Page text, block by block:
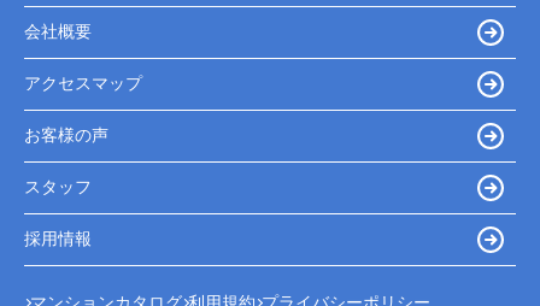
会社概要
アクセスマップ
お客様の声
スタッフ
採用情報